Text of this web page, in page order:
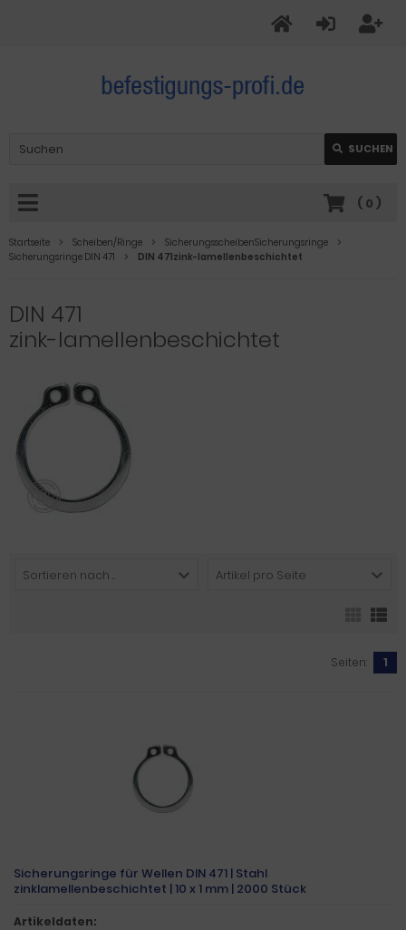
SUCHEN
( 0 )
Startseite Scheiben/Ringe
SicherungsscheibenSicherungsringe
Sicherungsringe DIN 471
DIN 471zink-lamellenbeschichtet
DIN 471
zink-lamellenbeschichtet
Sortieren nach ... Artikel pro Seite
Seiten: 1
Sicherungsringe für Wellen DIN 471 | Stahl
zinklamellenbeschichtet | 10 x 1 mm | 2000 Stück
Artikeldaten: